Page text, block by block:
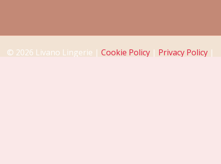
© 2026 Livano Lingerie | Cookie Policy | Privacy Policy |